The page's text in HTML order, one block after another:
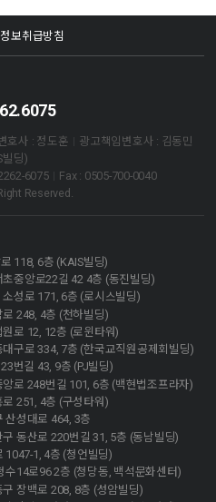
보취급방침
호사 : 정도훈
광고책임변호사 : 김동민
빌딩)
6075
Fax : 0505-700-0040
Reserved.
118, 6층 (KAIS빌딩)
중앙로22길 42 4층 (동진빌딩)
성로 171, 6층 (로시스빌딩)
248, 4층 (천하빌딩)
로 12, 12층 (로윈타워)
구로 334, 7층 (한국교직원공제회빌딩)
번길 43, 9층 (PJ빌딩)
로 248번길 101, 6층 (백현법조프라자)
251, 4층 (구성타워)
산성대로 464, 3층
동산로 220번길 31, 5층 (동남빌딩)
1047-1, 4층 (청언빌딩)
수14로96 2층 (청당동, 백석문화센터)
장백로 208, 8층 (성암빌딩)